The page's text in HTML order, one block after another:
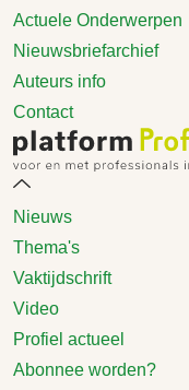
Actuele Onderwerpen
Nieuwsbriefarchief
Auteurs info
Contact
Nieuws
Thema's
Vaktijdschrift
Video
Profiel actueel
Abonnee worden?